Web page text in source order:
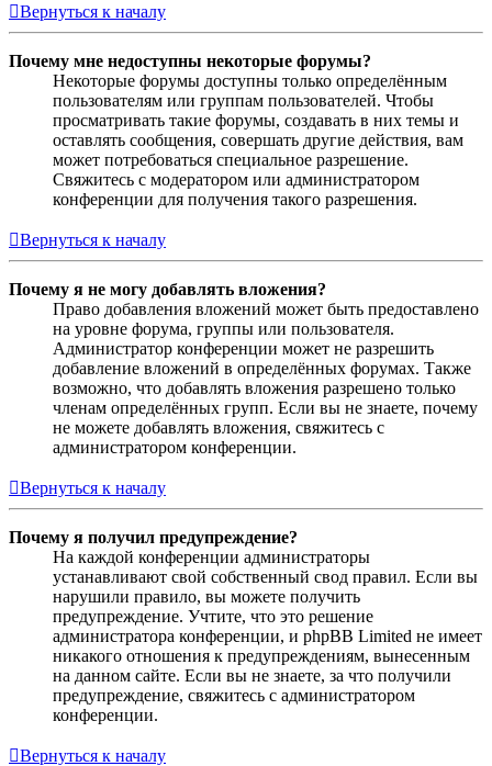
Вернуться к началу
Почему мне недоступны некоторые форумы?
Некоторые форумы доступны только определённым
пользователям или группам пользователей. Чтобы
просматривать такие форумы, создавать в них темы и
оставлять сообщения, совершать другие действия, вам
может потребоваться специальное разрешение.
Свяжитесь с модератором или администратором
конференции для получения такого разрешения.
Вернуться к началу
Почему я не могу добавлять вложения?
Право добавления вложений может быть предоставлено
на уровне форума, группы или пользователя.
Администратор конференции может не разрешить
добавление вложений в определённых форумах. Также
возможно, что добавлять вложения разрешено только
членам определённых групп. Если вы не знаете, почему
не можете добавлять вложения, свяжитесь с
администратором конференции.
Вернуться к началу
Почему я получил предупреждение?
На каждой конференции администраторы
устанавливают свой собственный свод правил. Если вы
нарушили правило, вы можете получить
предупреждение. Учтите, что это решение
администратора конференции, и phpBB Limited не имеет
никакого отношения к предупреждениям, вынесенным
на данном сайте. Если вы не знаете, за что получили
предупреждение, свяжитесь с администратором
конференции.
Вернуться к началу